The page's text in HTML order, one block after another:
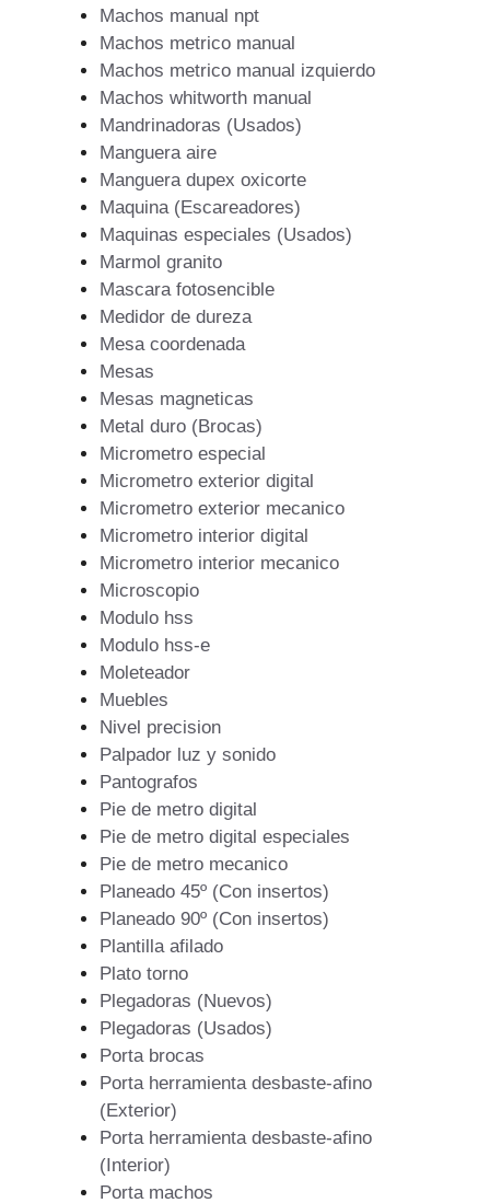
Machos manual npt
Machos metrico manual
Machos metrico manual izquierdo
Machos whitworth manual
Mandrinadoras (Usados)
Manguera aire
Manguera dupex oxicorte
Maquina (Escareadores)
Maquinas especiales (Usados)
Marmol granito
Mascara fotosencible
Medidor de dureza
Mesa coordenada
Mesas
Mesas magneticas
Metal duro (Brocas)
Micrometro especial
Micrometro exterior digital
Micrometro exterior mecanico
Micrometro interior digital
Micrometro interior mecanico
Microscopio
Modulo hss
Modulo hss-e
Moleteador
Muebles
Nivel precision
Palpador luz y sonido
Pantografos
Pie de metro digital
Pie de metro digital especiales
Pie de metro mecanico
Planeado 45º (Con insertos)
Planeado 90º (Con insertos)
Plantilla afilado
Plato torno
Plegadoras (Nuevos)
Plegadoras (Usados)
Porta brocas
Porta herramienta desbaste-afino
(Exterior)
Porta herramienta desbaste-afino
(Interior)
Porta machos